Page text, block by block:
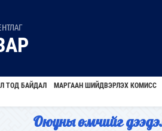
ТОД БАЙДАЛ МАРГААН ШИЙДВЭРЛЭХ КОМИСС
Оюуны өмчийг